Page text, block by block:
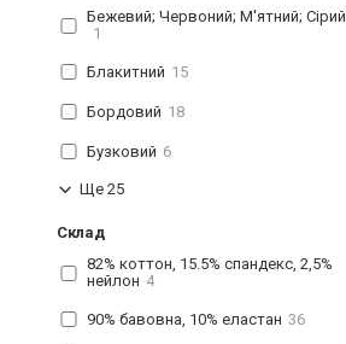
Бежевий; Червоний; М'ятний; Сірий
1
Блакитний 15
Бордовий 18
Бузковий 6
Ще 25
Склад
82% коттон, 15.5% спандекс, 2,5%
нейлон 4
90% бавовна, 10% еластан 36